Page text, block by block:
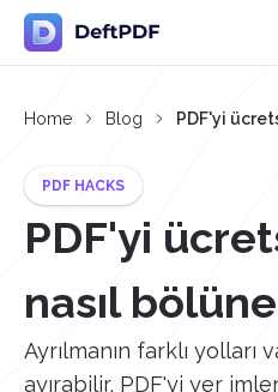
Home Blog PDF'yi
PDF HACKS
PDF'yi
nasıl
Ayrılmanın farklı yolları
ayırabilir, PDF'yi yer